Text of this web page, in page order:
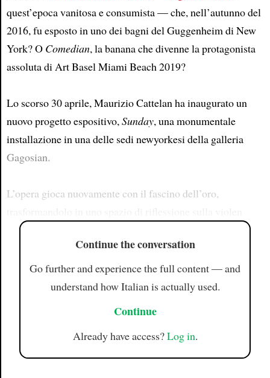
quest’epoca vanitosa e consumista — che, nell’autunno del
2016, fu esposto in uno dei bagni del Guggenheim di New
York? O Comedian, la banana che divenne la protagonista
assoluta di Art Basel Miami Beach 2019?
Lo scorso 30 aprile, Maurizio Cattelan ha inaugurato un
nuovo progetto espositivo,Sunday, una monumentale
installazione in una delle sedi newyorkesi della galleria
Gagosian.
L’opera gioca nuovamente con il fascino dell’oro,
Continue the conversation
Go further and experience the full content — and
understand how Italian is actually used.
Continue
Already have access?Log in.